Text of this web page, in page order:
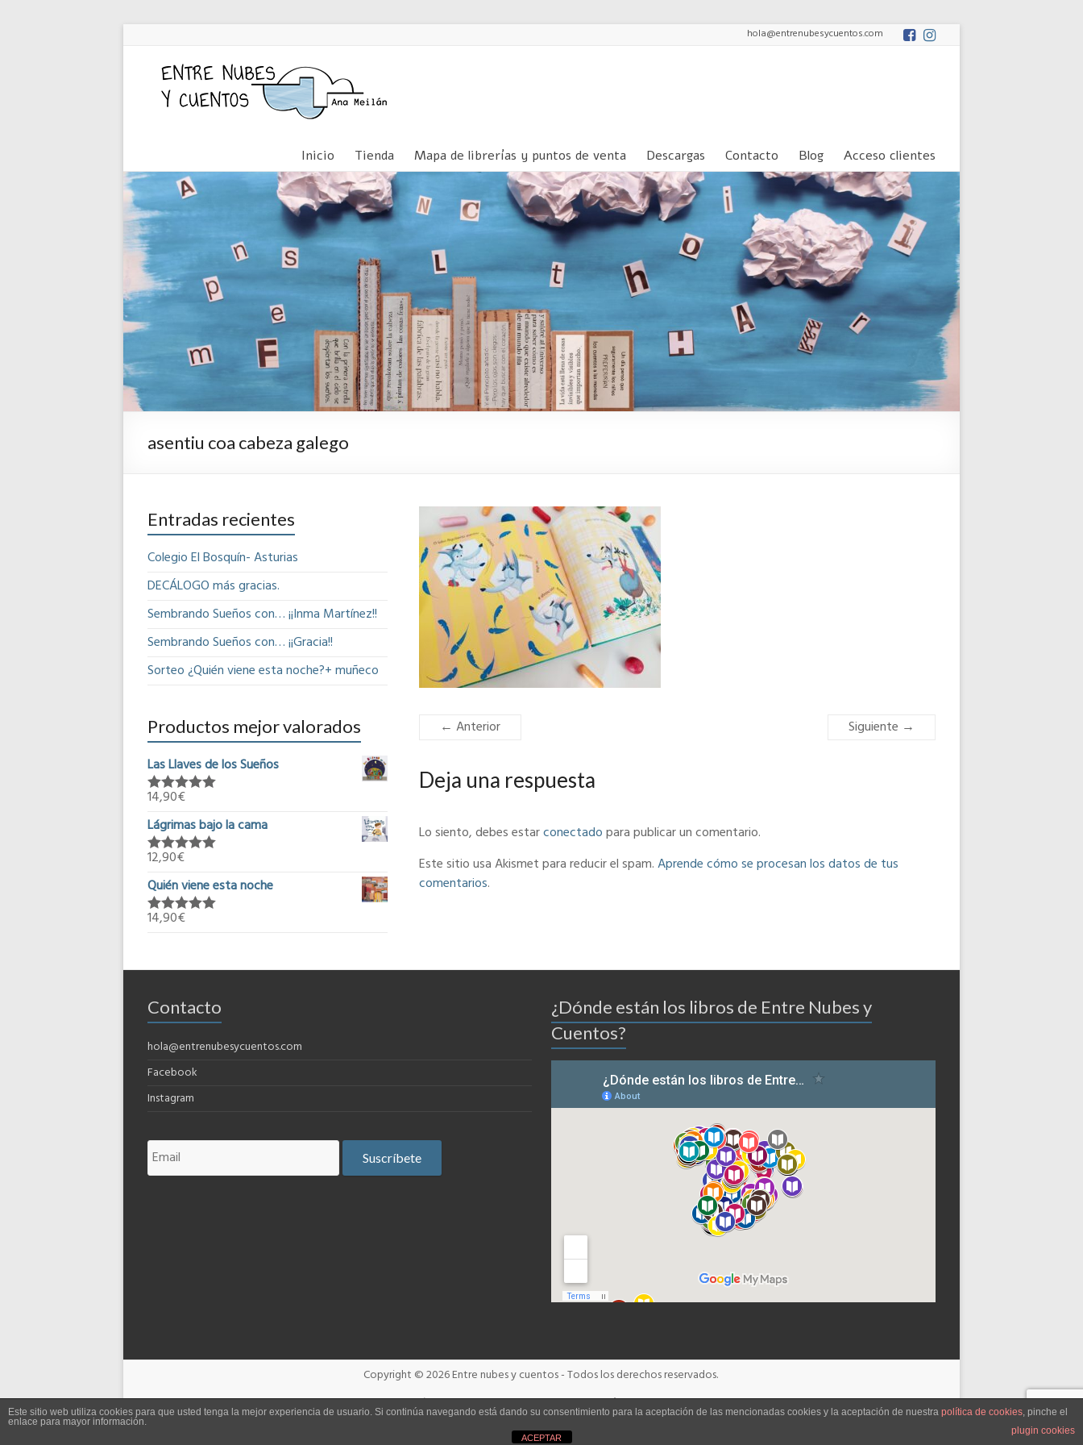
hola@entrenubesycuentos.com
Inicio Tienda Mapa de librerías y puntos de venta Descargas Contacto Blog Acceso clientes
asentiu coa cabeza galego
← Anterior Siguiente →
Deja una respuesta
Lo siento, debes estarconectadopara publicar un comentario.
Este sitio usa Akismet para reducir el spam.Aprende cómo se procesan los datos de tus
comentarios.
Entradas recientes
Colegio El Bosquín- Asturias
DECÁLOGO más gracias.
Sembrando Sueños con… ¡¡Inma Martínez!!
Sembrando Sueños con… ¡¡Gracia!!
Sorteo ¿Quién viene esta noche?+ muñeco
Productos mejor valorados
Las Llaves de los Sueños
Valorado en
14,90€
Lágrimas bajo la cama
Valorado en
12,90€
Quién viene esta noche
Valorado en
14,90€
Contacto
hola@entrenubesycuentos.com
Facebook
Instagram
¿Dónde están los libros de Entre Nubes y
Cuentos?
Copyright © 2026Entre nubes y cuentos- Todos los derechos reservados.
Términos y condiciones Aviso Legal Política de cookies
Este sitio web utiliza cookies para que usted tenga la mejor experiencia de usuario. Si continúa navegando está dando su consentimiento para la aceptación de las mencionadas cookies y la aceptación de nuestra política de cookies, pinche el
enlace para mayor información.
plugin cookies
ACEPTAR